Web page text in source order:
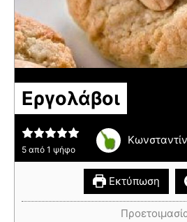
Εργολάβοι
5 από 1 ψήφο
Εκτύπωση